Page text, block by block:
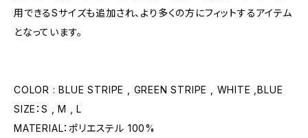
用できるSサイズも追加され、より多くの方にフィットするアイテム
となっています。
COLOR : BLUE STRIPE , GREEN STRIPE , WHITE ,BLUE
SIZE：S , M , L
MATERIAL：ポリエステル 100%